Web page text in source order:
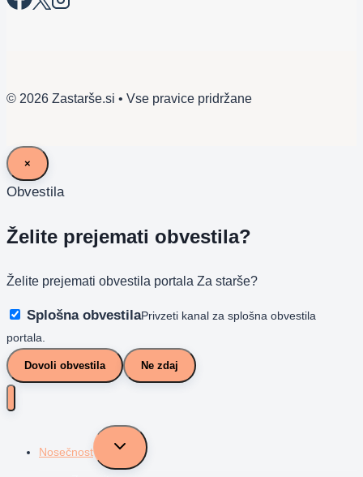
© 2026 Zastarše.si • Vse pravice pridržane
×
Obvestila
Želite prejemati obvestila?
Želite prejemati obvestila portala Za starše?
Splošna obvestilaPrivzeti kanal za splošna obvestila
portala.
Dovoli obvestila Ne zdaj
Nosečnost
Toggle
menu